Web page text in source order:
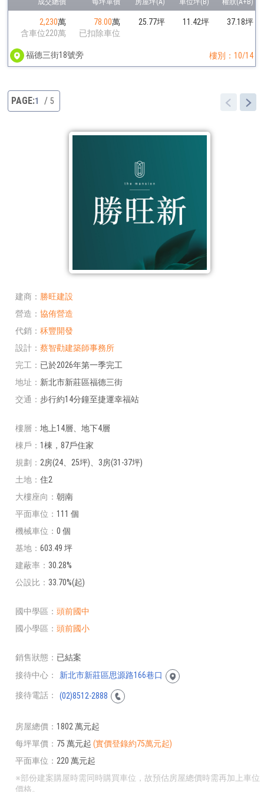
建商
勝旺建設
營造
協侑營造
代銷
秝豐開發
設計
蔡智勸建築師事務所
完工
已於2026年第一季完工
地址
新北市新莊區福德三街
交通
步行約14分鐘至捷運幸福站
樓層
地上14層、地下4層
棟戶
1棟，87戶住家
規劃
2房(24、25坪)、3房(31-37坪)
土地
住2
大樓座向
朝南
平面車位
111 個
機械車位
0 個
基地
603.49 坪
建蔽率
30.28%
公設比
33.70%(起)
國中學區
頭前國中
國小學區
頭前國小
銷售狀態
已結案
接待中心
新北市新莊區思源路166巷口
接待電話 (02)8512-2888
房屋總價
1802 萬元起
每坪單價
75 萬元起(實價登錄約75萬元起)
平面車位
220 萬元起
※部份建案購屋時需同時購買車位，故預估房屋總價時需再加上車位
價格。
2,230萬
含車位220萬
78.00萬
已扣除車位
25.77坪 11.42坪 37.18坪
福德三街18號旁 樓別：10/14
1 5